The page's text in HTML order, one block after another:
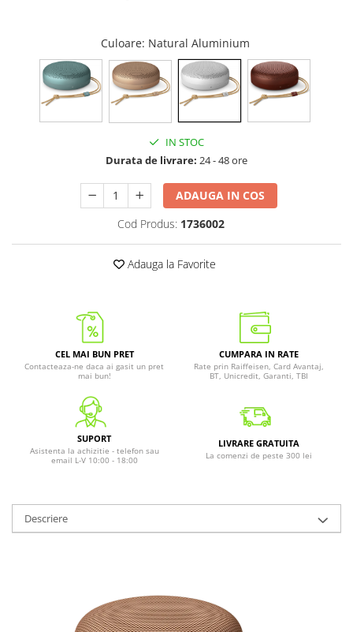
Culoare: Natural Aluminium
IN STOC
Durata de livrare: 24 - 48 ore
ADAUGA IN COS
Cod Produs: 1736002
Adauga la Favorite
CEL MAI BUN PRET
Contacteaza-ne daca ai gasit un pret
mai bun!
CUMPARA IN RATE
Rate prin Raiffeisen, Card Avantaj,
BT, Unicredit, Garanti, TBI
SUPORT
Asistenta la achizitie - telefon sau
email L-V 10:00 - 18:00
LIVRARE GRATUITA
La comenzi de peste 300 lei
Descriere